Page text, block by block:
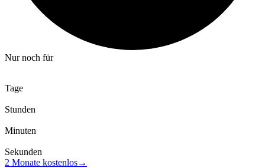
Nur noch für
Tage
Stunden
Minuten
Sekunden
2 Monate kostenlos→